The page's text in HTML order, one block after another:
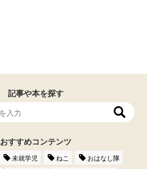
記事や本を探す
おすすめコンテンツ
未就学児 ねこ
おはなし隊